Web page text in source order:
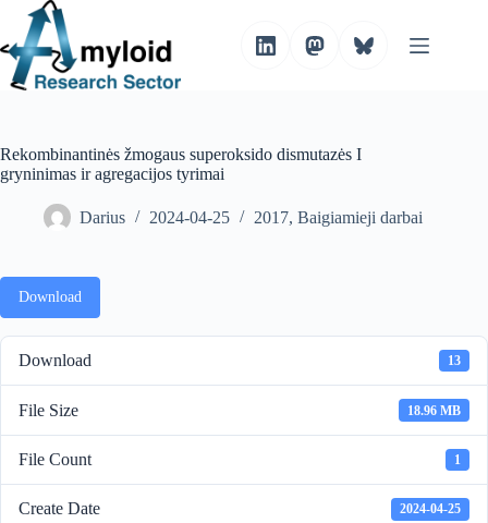
i
o
n
t
Rekombinantinės žmogaus superoksido dismutazės I
gryninimas ir agregacijos tyrimai
Darius 2024-04-25 2017, Baigiamieji darbai
Download
Download 13
File Size 18.96 MB
File Count 1
Create Date 2024-04-25